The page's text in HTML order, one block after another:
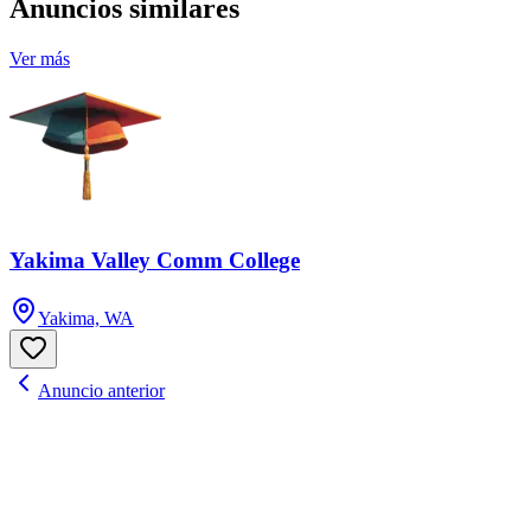
Anuncios similares
Ver más
Yakima Valley Comm College
Yakima, WA
Anuncio anterior